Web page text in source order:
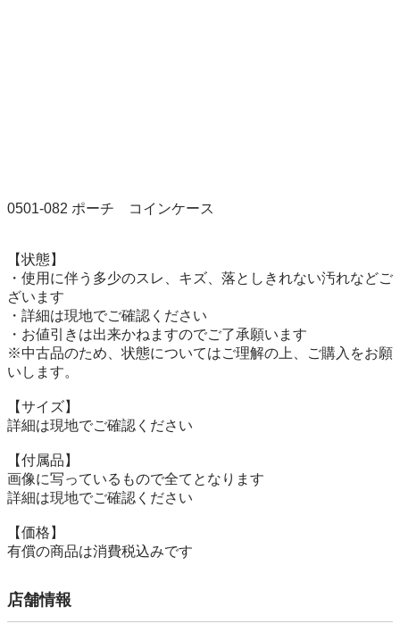
0501-082 ポーチ　コインケース
【状態】
・使用に伴う多少のスレ、キズ、落としきれない汚れなどご
ざいます
・詳細は現地でご確認ください
・お値引きは出来かねますのでご了承願います
※中古品のため、状態についてはご理解の上、ご購入をお願
いします。
【サイズ】
詳細は現地でご確認ください
【付属品】
画像に写っているもので全てとなります
詳細は現地でご確認ください
【価格】
有償の商品は消費税込みです
店舗情報